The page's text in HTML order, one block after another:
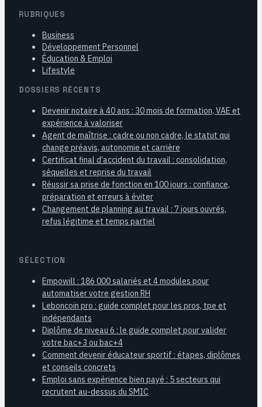
RUBRIQUES
Business
Développement Personnel
Éducation & Emploi
Lifestyle
DOSSIERS RÉCENTS
Devenir notaire à 40 ans : 30 mois de formation, VAE et
expérience à valoriser
Agent de maîtrise : cadre ou non cadre, le statut qui
change préavis, autonomie et carrière
Certificat final d’accident du travail : consolidation,
séquelles et reprise du travail
Réussir sa prise de fonction en 100 jours : confiance,
préparation et erreurs à éviter
Changement de planning au travail : 7 jours ouvrés,
refus légitime et temps partiel
SÉLECTION
Empowill : 186 000 salariés et 4 modules pour
automatiser votre gestion RH
Leboncoin pro : guide complet pour les pros, tpe et
indépendants
Diplôme de niveau 6 : le guide complet pour valider
votre bac+3 ou bac+4
Comment devenir éducateur sportif : étapes, diplômes
et conseils concrets
Emploi sans expérience bien payé : 5 secteurs qui
recrutent au-dessus du SMIC